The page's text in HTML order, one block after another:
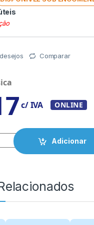
Comparar
c/ IVA ONLINE
Adicionar